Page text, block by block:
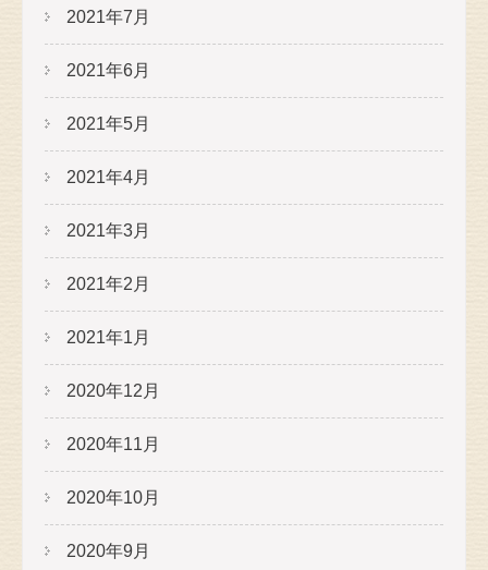
2021年7月
2021年6月
2021年5月
2021年4月
2021年3月
2021年2月
2021年1月
2020年12月
2020年11月
2020年10月
2020年9月